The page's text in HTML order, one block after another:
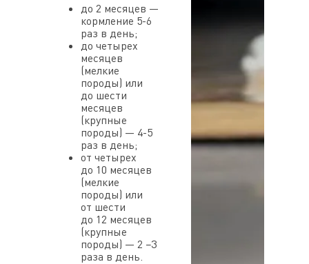
до 2 месяцев —
кормление 5-6
раз в день;
до четырех
месяцев
(мелкие
породы) или
до шести
месяцев
(крупные
породы) — 4-5
раз в день;
от четырех
до 10 месяцев
(мелкие
породы) или
от шести
до 12 месяцев
(крупные
породы) — 2 −3
раза в день.